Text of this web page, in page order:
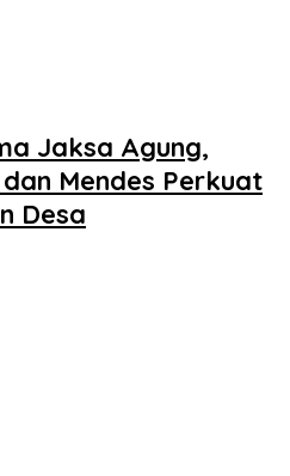
Jaksa Agung,
Mendes Perkuat
Desa